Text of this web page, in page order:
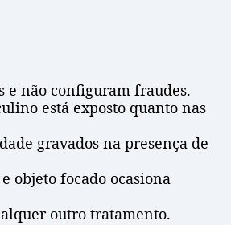
e não configuram fraudes.
está exposto quanto nas
gravados na presença de
objeto focado ocasiona
outro tratamento.